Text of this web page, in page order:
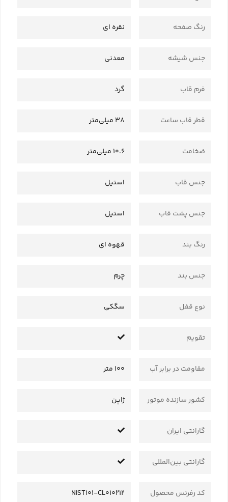
رنگ صفحه نقره ای
جنس شیشه معدنی
فرم قاب گرد
قطر قاب ساعت 38 میلی‌متر
ضخامت 10.6 میلی‌متر
جنس قاب استیل
جنس پشت قاب استیل
رنگ بند قهوه ای
جنس بند چرم
نوع قفل سگکی
تقویم
مقاومت در برابر آب 100 متر
کشور سازنده موتور ژاپن
گارانتی ایران
گارانتی بین‌المللی
کد رفرنس محصول NIST101-CL010212